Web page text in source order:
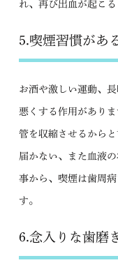
れ、再び出血が起こ
5.喫煙習慣があ
お酒や激しい運動、
悪くする作用があり
管を収縮させるから
届かない、また血液
事から、喫煙は歯周
す。
6.念入りな歯磨